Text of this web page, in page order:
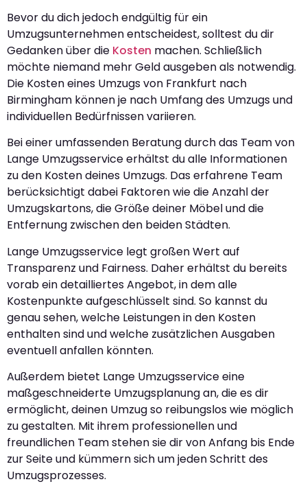
Bevor du dich jedoch endgültig für ein
Umzugsunternehmen entscheidest, solltest du dir
Gedanken über die Kosten machen. Schließlich
möchte niemand mehr Geld ausgeben als notwendig.
Die Kosten eines Umzugs von Frankfurt nach
Birmingham können je nach Umfang des Umzugs und
individuellen Bedürfnissen variieren.
Bei einer umfassenden Beratung durch das Team von
Lange Umzugsservice erhältst du alle Informationen
zu den Kosten deines Umzugs. Das erfahrene Team
berücksichtigt dabei Faktoren wie die Anzahl der
Umzugskartons, die Größe deiner Möbel und die
Entfernung zwischen den beiden Städten.
Lange Umzugsservice legt großen Wert auf
Transparenz und Fairness. Daher erhältst du bereits
vorab ein detailliertes Angebot, in dem alle
Kostenpunkte aufgeschlüsselt sind. So kannst du
genau sehen, welche Leistungen in den Kosten
enthalten sind und welche zusätzlichen Ausgaben
eventuell anfallen könnten.
Außerdem bietet Lange Umzugsservice eine
maßgeschneiderte Umzugsplanung an, die es dir
ermöglicht, deinen Umzug so reibungslos wie möglich
zu gestalten. Mit ihrem professionellen und
freundlichen Team stehen sie dir von Anfang bis Ende
zur Seite und kümmern sich um jeden Schritt des
Umzugsprozesses.